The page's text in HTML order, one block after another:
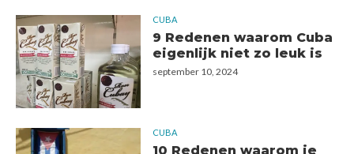
CUBA
9 Redenen waarom Cuba
eigenlijk niet zo leuk is
september 10, 2024
CUBA
10 Redenen waarom je